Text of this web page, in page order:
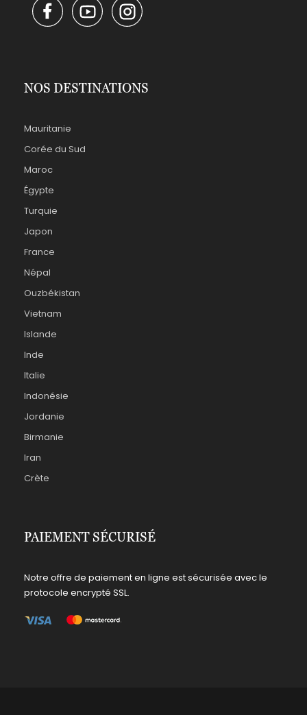
NOS DESTINATIONS
Mauritanie
Corée du Sud
Maroc
Égypte
Turquie
Japon
France
Népal
Ouzbékistan
Vietnam
Islande
Inde
Italie
Indonésie
Jordanie
Birmanie
Iran
Crète
PAIEMENT SÉCURISÉ
Notre offre de paiement en ligne est sécurisée avec le
protocole encrypté SSL.